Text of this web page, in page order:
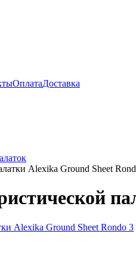
ОплатаДоставка
Alexika Ground Sheet